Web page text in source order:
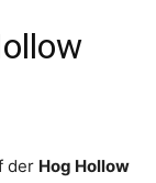
der Hog Hollow